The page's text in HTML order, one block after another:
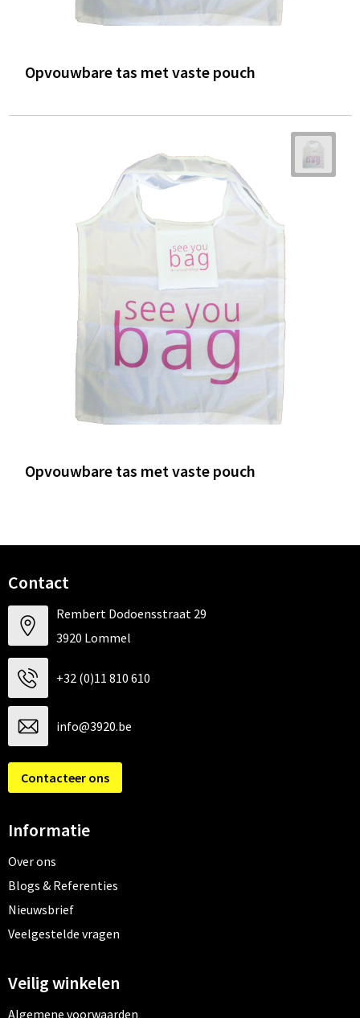
Opvouwbare tas met vaste pouch
Opvouwbare tas met vaste pouch
Contact
Rembert Dodoensstraat 29
3920 Lommel
+32 (0)11 810 610
info@3920.be
Contacteer ons
Informatie
Over ons
Blogs & Referenties
Nieuwsbrief
Veelgestelde vragen
Veilig winkelen
Algemene voorwaarden